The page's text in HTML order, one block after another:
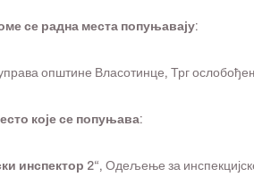
се радна места попуњавају:
општине Власотинце, Трг
које се попуњава:
инспектор 2“, Одељење за